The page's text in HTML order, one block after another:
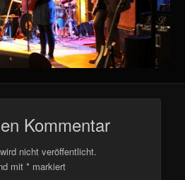
Kommentar
nicht veröffentlicht.
mit* markiert